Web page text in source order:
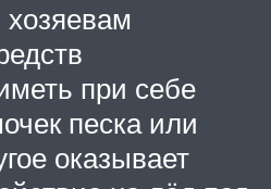
при себе
песка или
оказывает